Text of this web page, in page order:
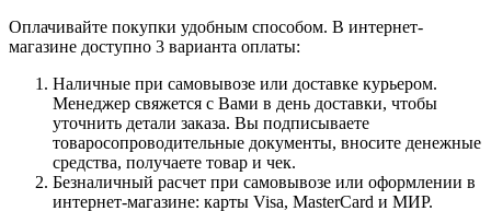
Оплачивайте покупки удобным способом. В интернет-
магазине доступно 3 варианта оплаты:
Наличные при самовывозе или доставке курьером.
Менеджер свяжется с Вами в день доставки, чтобы
уточнить детали заказа. Вы подписываете
товаросопроводительные документы, вносите денежные
средства, получаете товар и чек.
Безналичный расчет при самовывозе или оформлении в
интернет-магазине: карты Visa, MasterCard и МИР.